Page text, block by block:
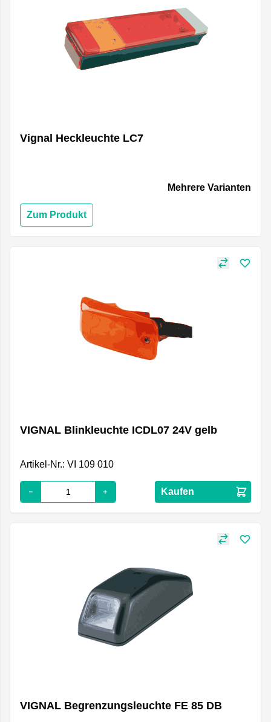
Vignal Heckleuchte LC7
Mehrere Varianten
Zum Produkt
VIGNAL Blinkleuchte ICDL07 24V gelb
Artikel-Nr.: VI 109 010
Kaufen
VIGNAL Begrenzungsleuchte FE 85 DB